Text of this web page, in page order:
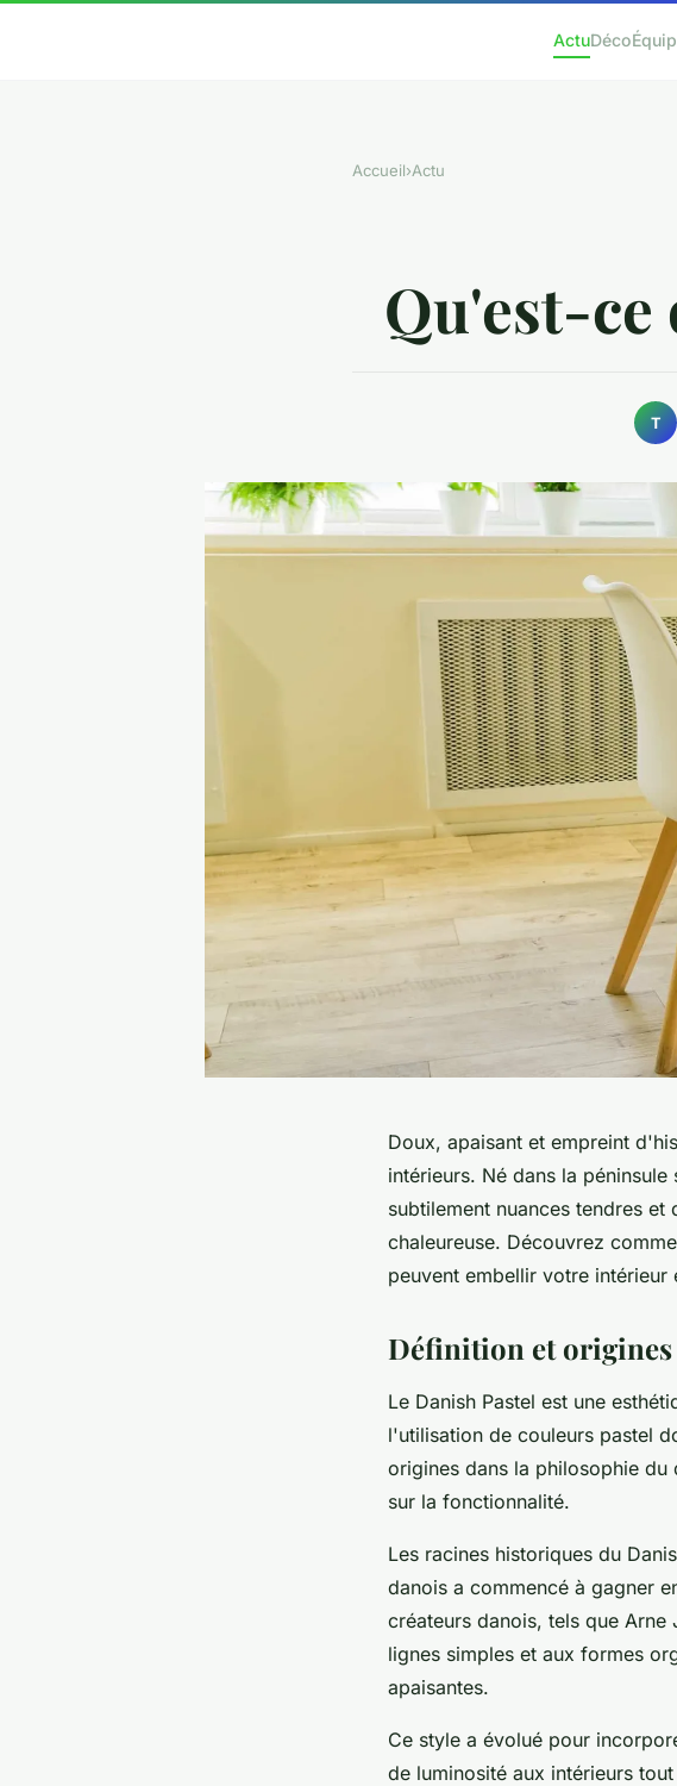
ActuDéco
Accueil›Actu
Qu'est-ce
T
Doux, apaisant et empreint
intérieurs. Né dans la
subtilement nuances tendres
chaleureuse. Découvrez
peuvent embellir votre
Définition et origines
Le Danish Pastel est une
l'utilisation de couleurs pastel
origines dans la philosophie du
sur la fonctionnalité.
Les racines historiques du
danois a commencé à gagner
créateurs danois, tels que Arne
lignes simples et aux formes
apaisantes.
Ce style a évolué pour
de luminosité aux intérieurs